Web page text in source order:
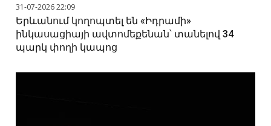
31-07-2026 22:09
Երևանում կողոպտել են «Իդրամի»
ինկասացիայի ավտոմեքենան՝ տանելով 34
պարկ փողի կապոց